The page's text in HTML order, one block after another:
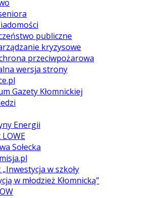
publiczne
kryzysowe
przeciwpożarowa
wersja strony
Gazety Kłomnickiej
Energii
Sołecka
w szkoły
w młodzież Kłomnicką”